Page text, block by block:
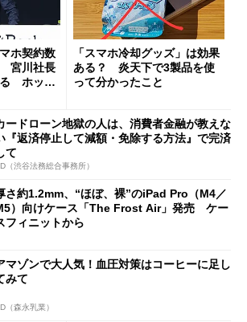
ホ契約数
宮川社長
る ホッピ
「スマホ冷却グッズ」は効果
ある？ 炎天下で3製品を使
って分かったこと
ードローン地獄の人は、消費者金融が教えな
『返済停止して減額・免除する方法』で完済
て
（渋谷法務総合事務所）
さ約1.2mm、“ほぼ、裸”のiPad Pro（M4／
）向けケース「The Frost Air」発売 ケー
フィニットから
マゾンで大人気！血圧対策はコーヒーに足し
みて
（森永乳業）